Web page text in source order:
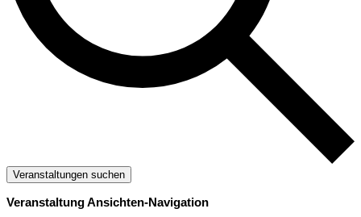
Veranstaltungen suchen
Veranstaltung Ansichten-Navigation